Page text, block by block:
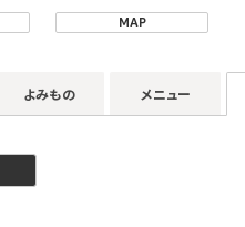
MAP
よみもの メニュー